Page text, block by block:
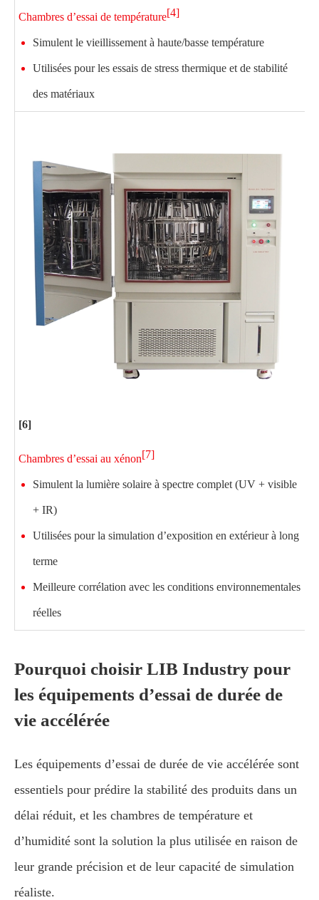
Chambres d’essai de température[4]
Simulent le vieillissement à haute/basse température
Utilisées pour les essais de stress thermique et de stabilité
des matériaux
[6]
Chambres d’essai au xénon[7]
Simulent la lumière solaire à spectre complet (UV + visible
+ IR)
Utilisées pour la simulation d’exposition en extérieur à long
terme
Meilleure corrélation avec les conditions environnementales
réelles
Pourquoi choisir LIB Industry pour
les équipements d’essai de durée de
vie accélérée
Les équipements d’essai de durée de vie accélérée sont
essentiels pour prédire la stabilité des produits dans un
délai réduit, et les chambres de température et
d’humidité sont la solution la plus utilisée en raison de
leur grande précision et de leur capacité de simulation
réaliste.